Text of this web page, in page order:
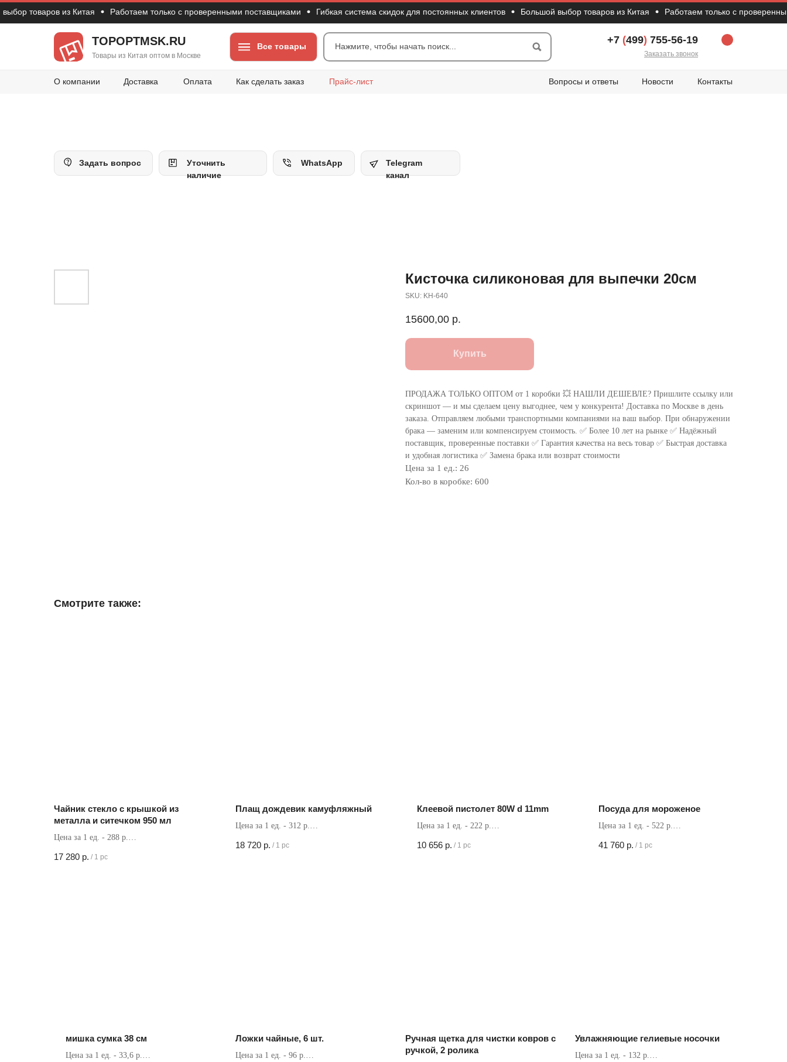
из Китая Работаем только с проверенными поставщиками Гибкая система скидок для постоянных клиентов Большой выбор товаров из Китая Работаем только с проверенными
TOPOPTMSK.RU
Товары из Китая оптом в Москве
Нажмите, чтобы начать поиск...
Все товары
+7 (499) 755-56-19
Заказать звонок
О компании Доставка Оплата Как сделать заказ Вопросы и ответы Новости Контакты
Прайс-лист
Уточнить
наличие
Задать вопрос WhatsApp
Telegram
канал
Кисточка силиконовая для выпечки 20см
SKU: KH-640
15600,00 р.
Купить
ПРОДАЖА ТОЛЬКО ОПТОМ от 1 коробки 💥 НАШЛИ ДЕШЕВЛЕ? Пришлите ссылку или
скриншот — и мы сделаем цену выгоднее, чем у конкурента! Доставка по Москве в день
заказа. Отправляем любыми транспортными компаниями на ваш выбор. При обнаружении
брака — заменим или компенсируем стоимость. ✅ Более 10 лет на рынке ✅ Надёжный
поставщик, проверенные поставки ✅ Гарантия качества на весь товар ✅ Быстрая доставка
и удобная логистика ✅ Замена брака или возврат стоимости
Цена за 1 ед.: 26
Кол-во в коробке: 600
Смотрите также:
Чайник стекло с крышкой из
металла и ситечком 950 мл
Цена за 1 ед. - 288 р.
17 280 р. / 1 pc
Плащ дождевик камуфляжный
Цена за 1 ед. - 312 р.
18 720 р. / 1 pc
Клеевой пистолет 80W d 11mm
Цена за 1 ед. - 222 р.
10 656 р. / 1 pc
Посуда для мороженое
Цена за 1 ед. - 522 р.
41 760 р. / 1 pc
мишка сумка 38 см
Цена за 1 ед. - 33,6 р.
Ложки чайные, 6 шт.
Цена за 1 ед. - 96 р.
Ручная щетка для чистки ковров с
ручкой, 2 ролика
Увлажняющие гелиевые носочки
Цена за 1 ед. - 132 р.